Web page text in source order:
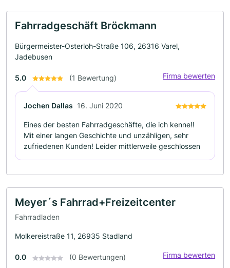
Fahrradgeschäft Bröckmann
Bürgermeister-Osterloh-Straße 106, 26316 Varel,
Jadebusen
5.0 (1 Bewertung) Firma bewerten
Jochen Dallas 16. Juni 2020
Eines der besten Fahrradgeschäfte, die ich kenne!!
Mit einer langen Geschichte und unzähligen, sehr
zufriedenen Kunden! Leider mittlerweile geschlossen
Meyer´s Fahrrad+Freizeitcenter
Fahrradladen
Molkereistraße 11, 26935 Stadland
0.0 (0 Bewertungen) Firma bewerten